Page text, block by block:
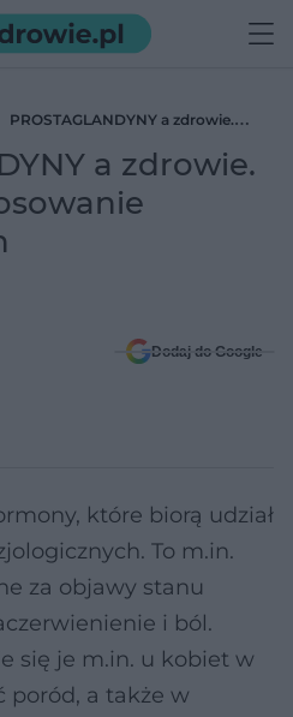
PROSTAGLANDYNY a zdrowie.
a zdrowie.
Dodaj do Google
które biorą udział
To m.in.
za objawy stanu
i ból.
się je m.in. u kobiet w
poród, a także w